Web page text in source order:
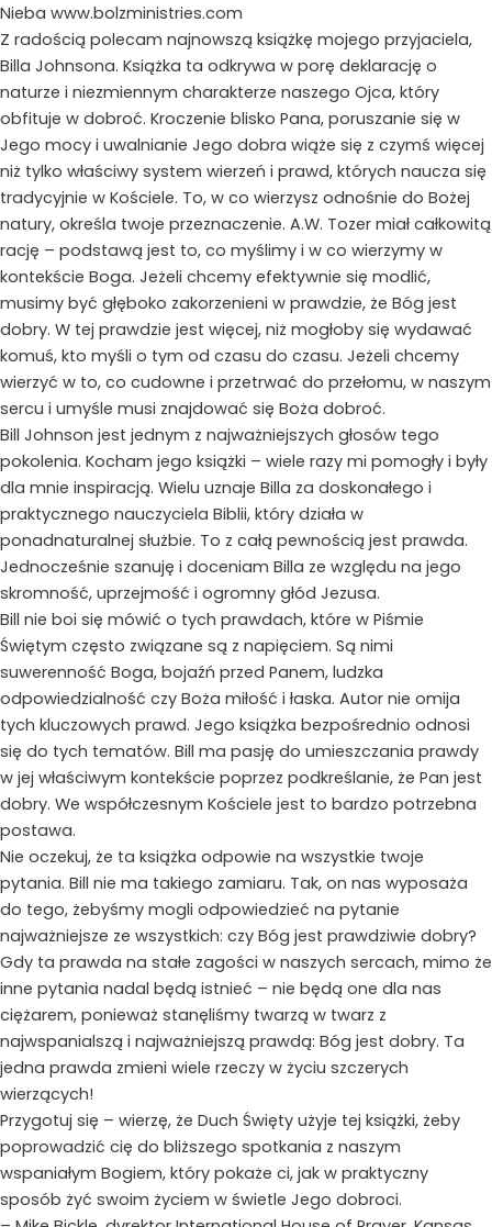
Nieba www.bolzministries.com
Z radością polecam najnowszą książkę mojego przyjaciela,
Billa Johnsona. Książka ta odkrywa w porę deklarację o
naturze i niezmiennym charakterze naszego Ojca, który
obfituje w dobroć. Kroczenie blisko Pana, poruszanie się w
Jego mocy i uwalnianie Jego dobra wiąże się z czymś więcej
niż tylko właściwy system wierzeń i prawd, których naucza się
tradycyjnie w Kościele. To, w co wierzysz odnośnie do Bożej
natury, określa twoje przeznaczenie. A.W. Tozer miał całkowitą
rację – podstawą jest to, co myślimy i w co wierzymy w
kontekście Boga. Jeżeli chcemy efektywnie się modlić,
musimy być głęboko zakorzenieni w prawdzie, że Bóg jest
dobry. W tej prawdzie jest więcej, niż mogłoby się wydawać
komuś, kto myśli o tym od czasu do czasu. Jeżeli chcemy
wierzyć w to, co cudowne i przetrwać do przełomu, w naszym
sercu i umyśle musi znajdować się Boża dobroć.
Bill Johnson jest jednym z najważniejszych głosów tego
pokolenia. Kocham jego książki – wiele razy mi pomogły i były
dla mnie inspiracją. Wielu uznaje Billa za doskonałego i
praktycznego nauczyciela Biblii, który działa w
ponadnaturalnej służbie. To z całą pewnością jest prawda.
Jednocześnie szanuję i doceniam Billa ze względu na jego
skromność, uprzejmość i ogromny głód Jezusa.
Bill nie boi się mówić o tych prawdach, które w Piśmie
Świętym często związane są z napięciem. Są nimi
suwerenność Boga, bojaźń przed Panem, ludzka
odpowiedzialność czy Boża miłość i łaska. Autor nie omija
tych kluczowych prawd. Jego książka bezpośrednio odnosi
się do tych tematów. Bill ma pasję do umieszczania prawdy
w jej właściwym kontekście poprzez podkreślanie, że Pan jest
dobry. We współczesnym Kościele jest to bardzo potrzebna
postawa.
Nie oczekuj, że ta książka odpowie na wszystkie twoje
pytania. Bill nie ma takiego zamiaru. Tak, on nas wyposaża
do tego, żebyśmy mogli odpowiedzieć na pytanie
najważniejsze ze wszystkich: czy Bóg jest prawdziwie dobry?
Gdy ta prawda na stałe zagości w naszych sercach, mimo że
inne pytania nadal będą istnieć – nie będą one dla nas
ciężarem, ponieważ stanęliśmy twarzą w twarz z
najwspanialszą i najważniejszą prawdą: Bóg jest dobry. Ta
jedna prawda zmieni wiele rzeczy w życiu szczerych
wierzących!
Przygotuj się – wierzę, że Duch Święty użyje tej książki, żeby
poprowadzić cię do bliższego spotkania z naszym
wspaniałym Bogiem, który pokaże ci, jak w praktyczny
sposób żyć swoim życiem w świetle Jego dobroci.